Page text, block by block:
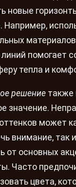
новые
Например,
линий помогает
тепла и
решение также
значение.
может
внимание, так и
от основных
Часто
цвета,